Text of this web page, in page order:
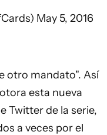
May 5, 2016
otro mandato". Así
esta nueva
Twitter de la serie,
a veces por el